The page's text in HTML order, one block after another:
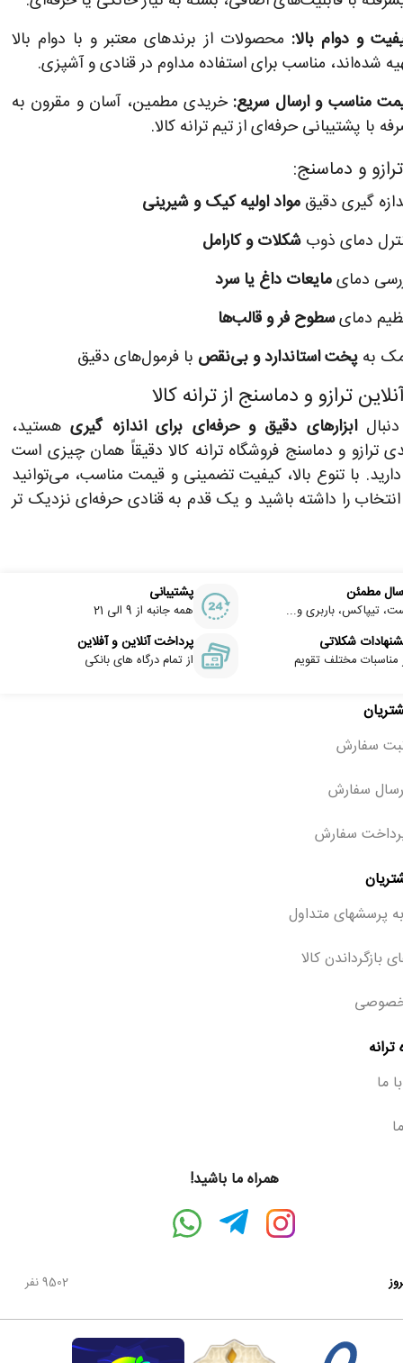
و دوام بالا: محصولات از برندهای معتبر و با دوام بالا
شده‌اند، مناسب برای استفاده مداوم در قنادی و آشپزی.
مناسب و ارسال سریع: خریدی مطمین، آسان و مقرون‌ به‌
با پشتیبانی حرفه‌ای از تیم ترانه کالا.
و دماسنج:
گیری دقیق مواد اولیه کیک و شیرینی
دمای ذوب شکلات و کارامل
دمایمایعات داغ یا سرد
دمایسطوح فر و قالب‌ها
به پخت استاندارد و بی‌نقص با فرمول‌های دقیق
ترازو و دماسنج از ترانه کالا
ابزارهای دقیق و حرفه‌ای برای اندازه‌ گیریهستید،
ترازو و دماسنج فروشگاه ترانه کالا دقیقاً همان چیزی است
دارید. با تنوع بالا، کیفیت تضمینی و قیمت مناسب، می‌توانید
را داشته باشید و یک قدم به قنادی حرفه‌ای نزدیک‌ تر
مطمئن
تیپاکس، باربری و...
پشتیبانی
همه جانبه از 9 الی 21
شکلاتی
مناسبات مختلف تقویم
پرداخت آنلاین و آفلاین
از تمام درگاه های بانکی
سفارش
سفارش
سفارش
پرسشهای متداول
بازگرداندن کالا
ما
همراه ما باشید!
9502 نفر